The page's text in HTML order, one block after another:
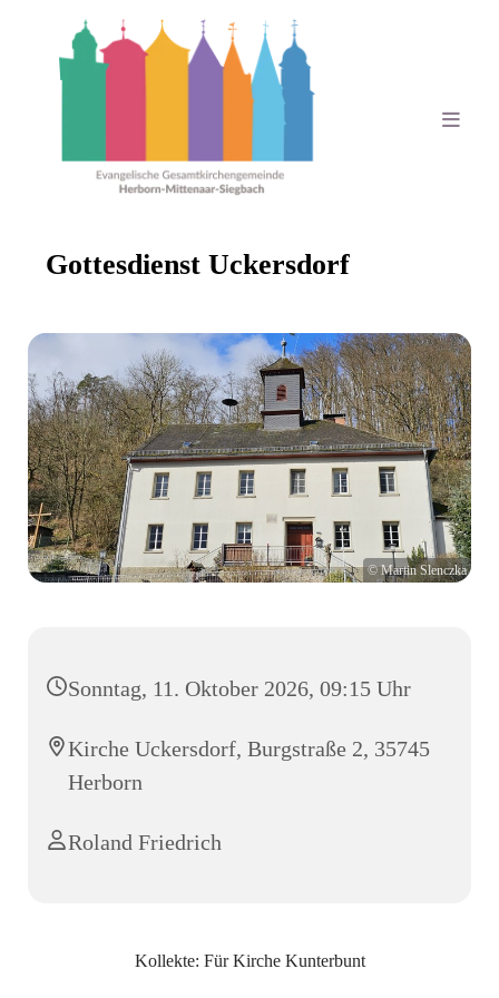
Gottesdienst Uckersdorf
© Martin Slenczka
Sonntag, 11. Oktober 2026, 09:15 Uhr
Kirche Uckersdorf, Burgstraße 2, 35745
Herborn
Roland Friedrich
Kollekte: Für Kirche Kunterbunt